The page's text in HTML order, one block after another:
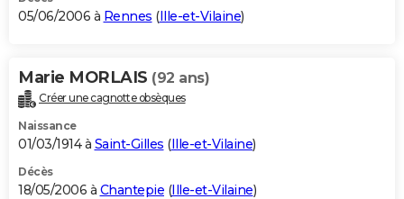
05/06/2006 à Rennes (Ille-et-Vilaine)
Marie MORLAIS (92 ans)
Créer une cagnotte obsèques
Naissance
01/03/1914 à Saint-Gilles (Ille-et-Vilaine)
Décès
18/05/2006 à Chantepie (Ille-et-Vilaine)